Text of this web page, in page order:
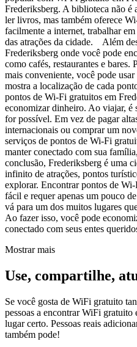
Frederiksberg. A biblioteca não é
ler livros, mas também oferece
facilmente a internet, trabalhar
das atrações da cidade. Além
Frederiksberg onde você pode
como cafés, restaurantes e
mais conveniente, você pode
mostra a localização de cada
pontos de Wi-Fi gratuitos em
economizar dinheiro. Ao viajar, é
for possível. Em vez de pagar
internacionais ou comprar um
serviços de pontos de Wi-Fi
manter conectado com sua
conclusão, Frederiksberg é uma
infinito de atrações, pontos
explorar. Encontrar pontos de
fácil e requer apenas um pouco
vá para um dos muitos lugares
Ao fazer isso, você pode
conectado com seus entes
Mostrar mais
Use, compartilhe,
Se você gosta de WiFi gratuito
pessoas a encontrar WiFi
lugar certo. Pessoas reais
também pode!